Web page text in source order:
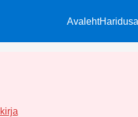
Avaleht